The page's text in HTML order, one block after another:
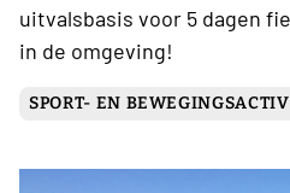
uitvalsbasis voor 5 dagen
in de omgeving!
SPORT- EN